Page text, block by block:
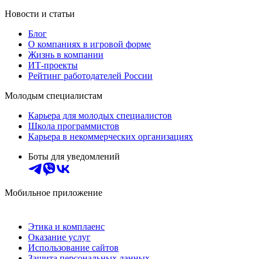
Новости и статьи
Блог
О компаниях в игровой форме
Жизнь в компании
ИТ-проекты
Рейтинг работодателей России
Молодым специалистам
Карьера для молодых специалистов
Школа программистов
Карьера в некоммерческих организациях
Боты для уведомлений
Мобильное приложение
Этика и комплаенс
Оказание услуг
Использование сайтов